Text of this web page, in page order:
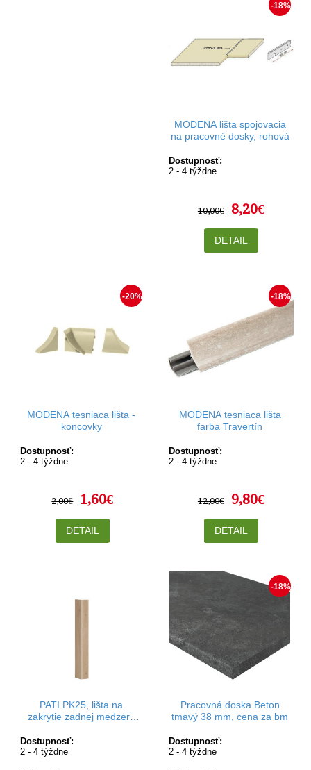
-18%
MODENA lišta spojovacia
na pracovné dosky, rohová
Dostupnosť:
2 - 4 týždne
10,00€ 8,20€
DETAIL
-20%
MODENA tesniaca lišta -
koncovky
Dostupnosť:
2 - 4 týždne
2,00€ 1,60€
DETAIL
-18%
MODENA tesniaca lišta
farba Travertín
Dostupnosť:
2 - 4 týždne
12,00€ 9,80€
DETAIL
PATI PK25, lišta na
zakrytie zadnej medzery
rozmere 72 x 11,3 cm
Dostupnosť:
2 - 4 týždne
-18%
Pracovná doska Beton
tmavý 38 mm, cena za bm
Dostupnosť:
2 - 4 týždne